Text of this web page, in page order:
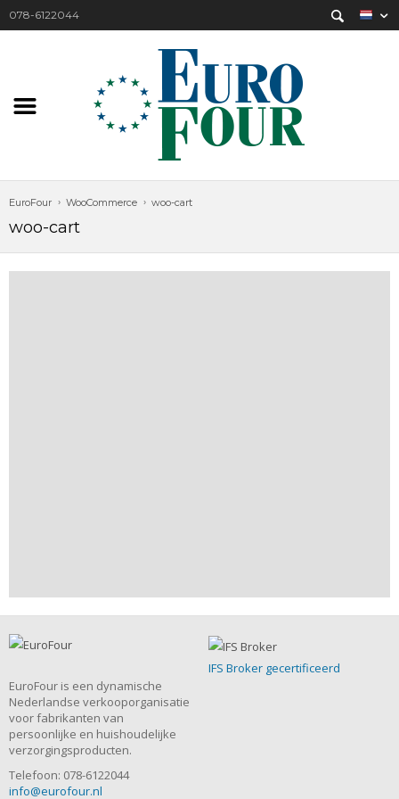
078-6122044
EuroFour WooCommerce woo-cart
woo-cart
EuroFour is een dynamische
Nederlandse verkooporganisatie
voor fabrikanten van
persoonlijke en huishoudelijke
verzorgingsproducten.
Telefoon: 078-6122044
info@eurofour.nl
IFS Broker gecertificeerd